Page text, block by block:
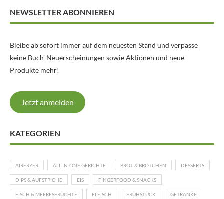
NEWSLETTER ABONNIEREN
Bleibe ab sofort immer auf dem neuesten Stand und verpasse
keine Buch-Neuerscheinungen sowie Aktionen und neue
Produkte mehr!
Jetzt anmelden
KATEGORIEN
AIRFRYER ALL-IN-ONE GERICHTE BROT & BRÖTCHEN DESSERTS
DIPS & AUFSTRICHE EIS FINGERFOOD & SNACKS
FISCH & MEERESFRÜCHTE FLEISCH FRÜHSTÜCK GETRÄNKE